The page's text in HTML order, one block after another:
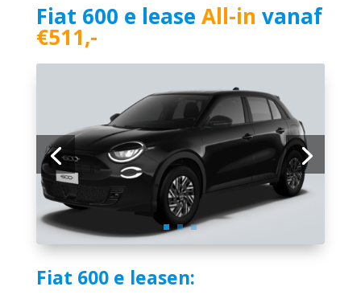
Fiat 600 e lease All-in vanaf
€511,-
Fiat 600 e leasen: